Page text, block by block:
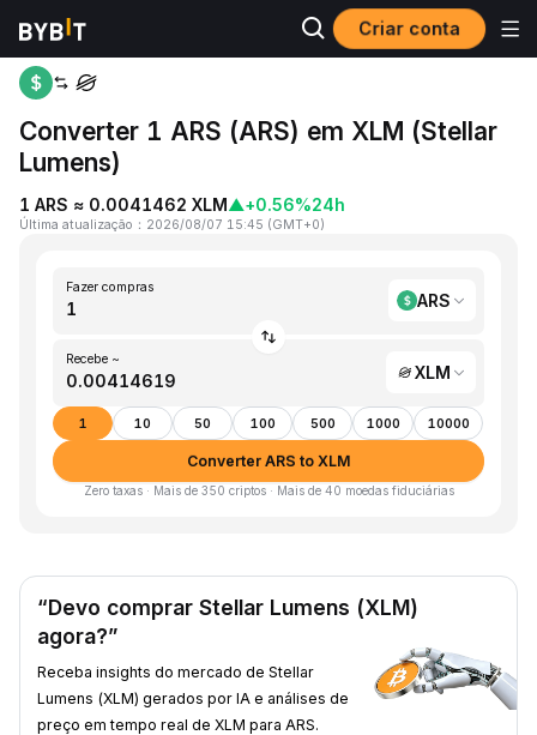
Criar conta
Página inicial
Converter 1 ARS (ARS) em XLM (Stellar
Lumens)
1 ARS ≈ 0.0041462 XLM▲+0.56%24h
Última atualização ： 2026/08/07 15:45 (GMT+0)
Fazer compras
ARS
Recebe ~
XLM
1 10 50 100 500 1000 10000
Converter ARS to XLM
Zero taxas · Mais de 350 criptos · Mais de 40 moedas fiduciárias
“Devo comprar Stellar Lumens (XLM)
agora?”
Receba insights do mercado de Stellar
Lumens (XLM) gerados por IA e análises de
preço em tempo real de XLM para ARS.